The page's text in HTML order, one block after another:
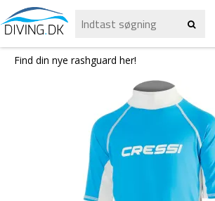
Find din nye rashguard her!